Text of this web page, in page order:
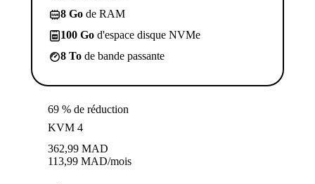
8 Go de RAM
100 Go d'espace disque NVMe
8 To de bande passante
69 % de réduction
KVM 4
362,99 MAD
113,99 MAD/mois